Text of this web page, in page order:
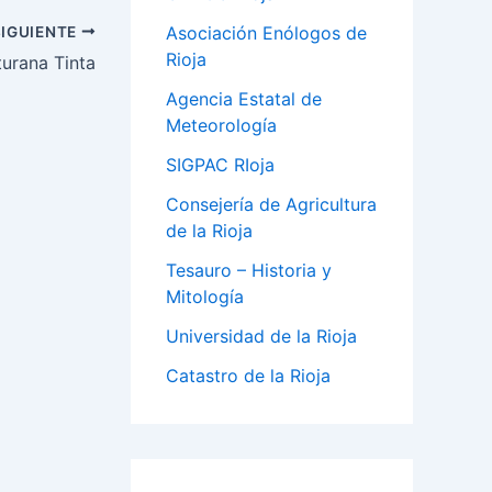
Tinta
Asociación Enólogos de
Rioja
Agencia Estatal de
Meteorología
SIGPAC RIoja
Consejería de Agricultura
de la Rioja
Tesauro – Historia y
Mitología
Universidad de la Rioja
Catastro de la Rioja